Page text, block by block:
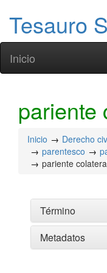
Tesauro
Inicio
pariente
Inicio Derecho
parentesco
pariente
Término
Metadatos